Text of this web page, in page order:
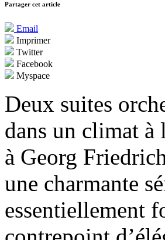
Partager cet article
Email
Imprimer
Twitter
Facebook
Myspace
Deux suites
dans un climat à
à Georg
une charmante
essentiellement